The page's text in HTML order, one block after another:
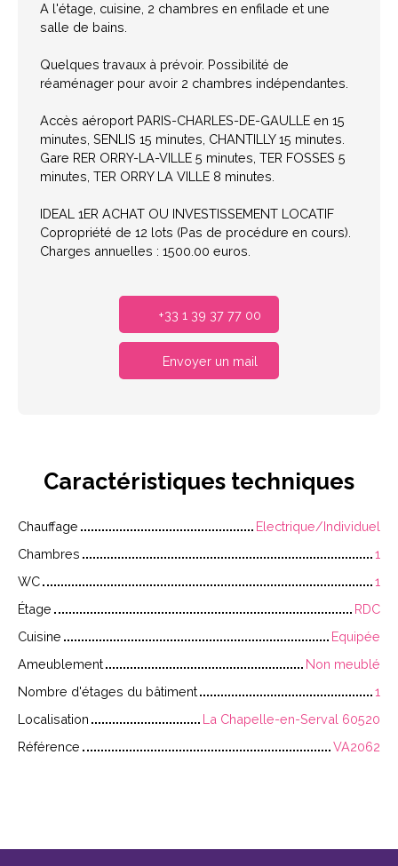
A l'étage, cuisine, 2 chambres en enfilade et une
salle de bains.
Quelques travaux à prévoir. Possibilité de
réaménager pour avoir 2 chambres indépendantes.
Accès aéroport PARIS-CHARLES-DE-GAULLE en 15
minutes, SENLIS 15 minutes, CHANTILLY 15 minutes.
Gare RER ORRY-LA-VILLE 5 minutes, TER FOSSES 5
minutes, TER ORRY LA VILLE 8 minutes.
IDEAL 1ER ACHAT OU INVESTISSEMENT LOCATIF
Copropriété de 12 lots (Pas de procédure en cours).
Charges annuelles : 1500.00 euros.
+33 1 39 37 77 00
Envoyer un mail
Caractéristiques techniques
Chauffage
Electrique/Individuel
Chambres
1
WC
1
Étage
RDC
Cuisine
Equipée
Ameublement
Non meublé
Nombre d'étages du bâtiment
1
Localisation
La Chapelle-en-Serval 60520
Référence
VA2062